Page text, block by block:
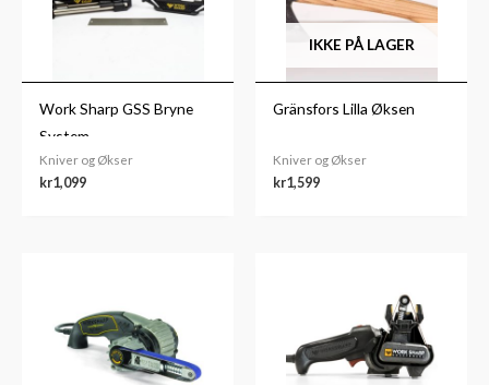
Work Sharp GSS Bryne
System
Kniver og Økser
kr1,099
IKKE PÅ LAGER
Gränsfors Lilla Øksen
Kniver og Økser
kr1,599